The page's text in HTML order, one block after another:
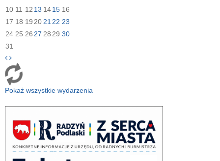
10 11 12 13 1415 16
17 18 19 20 21 22 23
24 25 26 27 28 29 30
31
Pokaż wszystkie wydarzenia